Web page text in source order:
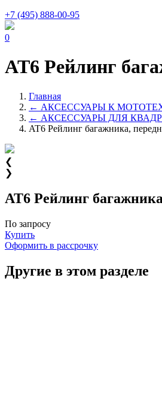
+7 (495) 888-00-95
0
AT6 Рейлинг
Главная
← АКСЕССУАРЫ К
← АКСЕССУАРЫ ДЛЯ
AT6 Рейлинг багажника,
❮
❯
AT6 Рейлинг
По запросу
Купить
Оформить в рассрочку
Другие в этом разделе